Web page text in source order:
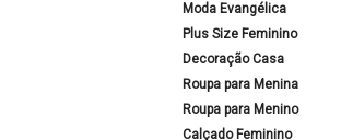
Moda Evangélica
Plus Size Feminino
Decoração Casa
Roupa para Menina
Roupa para Menino
Calçado Feminino